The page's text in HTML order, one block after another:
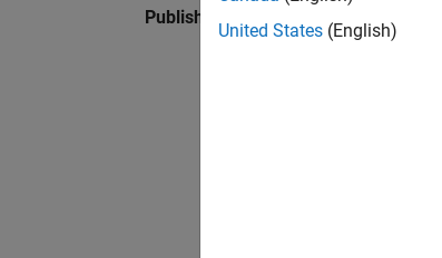
Published: 18 Sep 2020
United States (English)